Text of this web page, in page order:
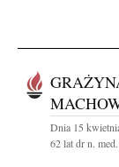
Dnia 15
62 lat dr n.